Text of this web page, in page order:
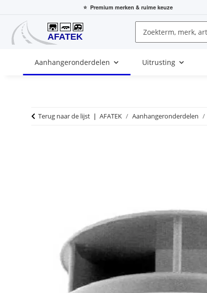
⭐ Premium merken & ruime keuze
Aanhangeronderdelen Uitrusting
Terug naar de lijst AFATEK Aanhangeronderdelen